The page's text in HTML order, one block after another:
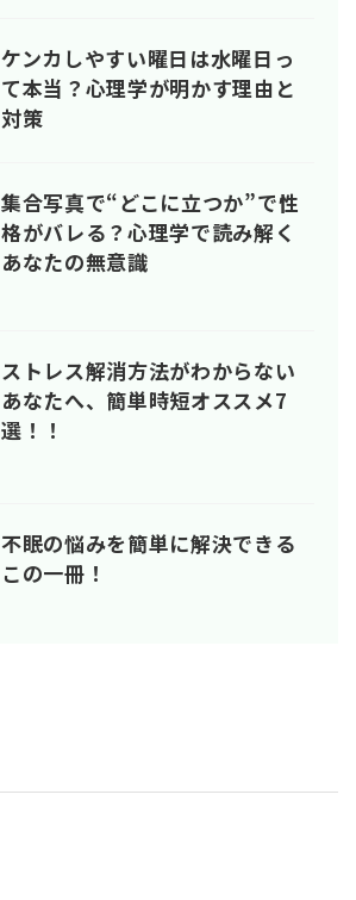
ケンカしやすい曜日は水曜日っ
て本当？心理学が明かす理由と
対策
集合写真で“どこに立つか”で性
格がバレる？心理学で読み解く
あなたの無意識
ストレス解消方法がわからない
あなたへ、簡単時短オススメ7
選！！
不眠の悩みを簡単に解決できる
この一冊！